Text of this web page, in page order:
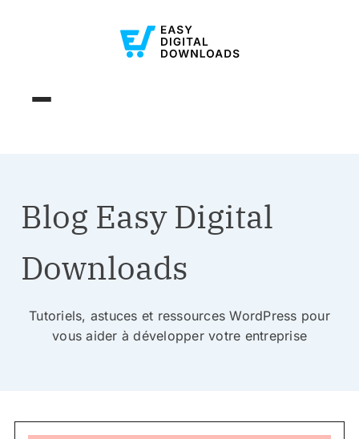
Blog Easy Digital
Downloads
Tutoriels, astuces et ressources WordPress pour
vous aider à développer votre entreprise